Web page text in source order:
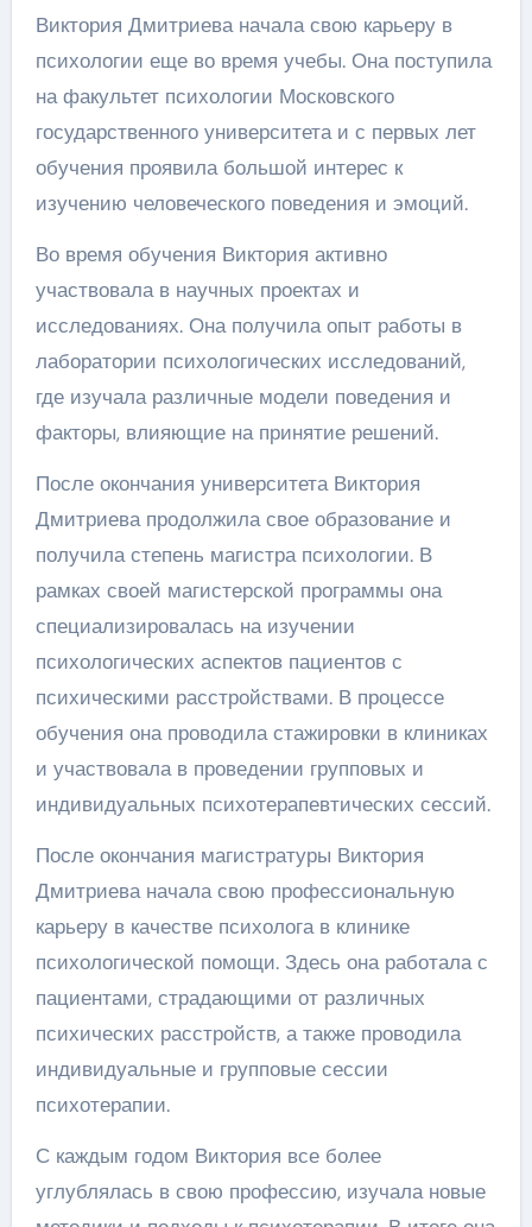
Виктория Дмитриева начала свою карьеру в
психологии еще во время учебы. Она поступила
на факультет психологии Московского
государственного университета и с первых лет
обучения проявила большой интерес к
изучению человеческого поведения и эмоций.
Во время обучения Виктория активно
участвовала в научных проектах и
исследованиях. Она получила опыт работы в
лаборатории психологических исследований,
где изучала различные модели поведения и
факторы, влияющие на принятие решений.
После окончания университета Виктория
Дмитриева продолжила свое образование и
получила степень магистра психологии. В
рамках своей магистерской программы она
специализировалась на изучении
психологических аспектов пациентов с
психическими расстройствами. В процессе
обучения она проводила стажировки в клиниках
и участвовала в проведении групповых и
индивидуальных психотерапевтических сессий.
После окончания магистратуры Виктория
Дмитриева начала свою профессиональную
карьеру в качестве психолога в клинике
психологической помощи. Здесь она работала с
пациентами, страдающими от различных
психических расстройств, а также проводила
индивидуальные и групповые сессии
психотерапии.
С каждым годом Виктория все более
углублялась в свою профессию, изучала новые